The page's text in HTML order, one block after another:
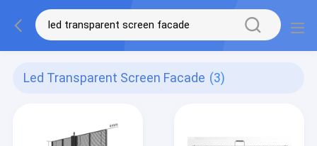
Led Transparent Screen Facade (3)